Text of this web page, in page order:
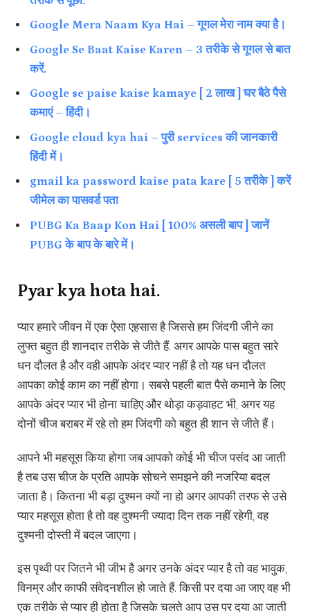
Google Mera Naam Kya Hai – गूगल मेरा नाम क्या है।
Google Se Baat Kaise Karen – 3 तरीके से गूगल से बात
करें.
Google se paise kaise kamaye [ 2 लाख ] घर बैठे पैसे
कमाएं – हिंदी।
Google cloud kya hai – पुरी services की जानकारी
हिंदी में।
gmail ka password kaise pata kare [ 5 तरीके ] करें
जीमेल का पासवर्ड पता
PUBG Ka Baap Kon Hai [ 100% असली बाप ] जानें
PUBG के बाप के बारे में।
Pyar kya hota hai.
प्यार हमारे जीवन में एक ऐसा एहसास है जिससे हम जिंदगी जीने का
लुफ्त बहुत ही शानदार तरीके से जीते हैं. अगर आपके पास बहुत सारे
धन दौलत है और वही आपके अंदर प्यार नहीं है तो यह धन दौलत
आपका कोई काम का नहीं होगा। सबसे पहली बात पैसे कमाने के लिए
आपके अंदर प्यार भी होना चाहिए और थोड़ा कड़वाहट भी, अगर यह
दोनों चीज बराबर में रहे तो हम जिंदगी को बहुत ही शान से जीते हैं।
आपने भी महसूस किया होगा जब आपको कोई भी चीज पसंद आ जाती
है तब उस चीज के प्रति आपके सोचने समझने की नजरिया बदल
जाता है। कितना भी बड़ा दुश्मन क्यों ना हो अगर आपकी तरफ से उसे
प्यार महसूस होता है तो वह दुश्मनी ज्यादा दिन तक नहीं रहेगी, वह
दुश्मनी दोस्ती में बदल जाएगा।
इस पृथ्वी पर जितने भी जीभ है अगर उनके अंदर प्यार है तो वह भावुक,
विनम्र और काफी संवेदनशील हो जाते हैं. किसी पर दया आ जाए वह भी
एक तरीके से प्यार ही होता है जिसके चलते आप उस पर दया आ जाती